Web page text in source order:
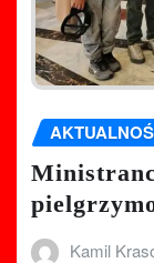
Kamil